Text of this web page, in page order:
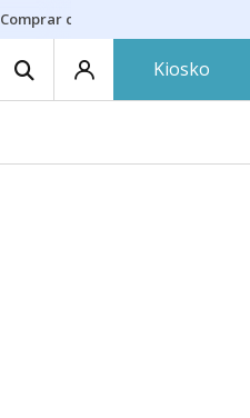
Comprar casa
Kiosko